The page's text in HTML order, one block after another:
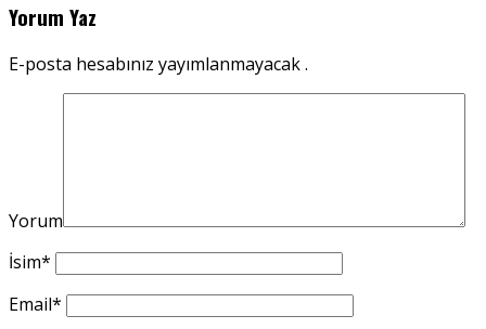
Yorum Yaz
E-posta hesabınız yayımlanmayacak .
Yorum
İsim*
Email*